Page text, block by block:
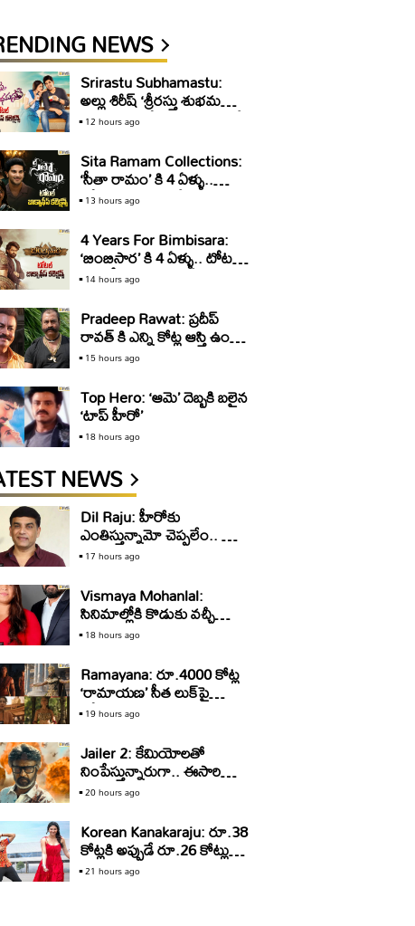
NEWS
Srirastu Subhamastu:
అల్లు శిరీష్ ‘శ్రీరస్తు శుభమస్తు’కి
10 ఏళ్ళు.. టోటల్ కలెక్షన్స్ ఇవే
12 hours ago
Sita Ramam Collections:
‘సీతా రామం’ కి 4 ఏళ్ళు..
టోటల్ కలెక్షన్స్ ఇవే
13 hours ago
4 Years For Bimbisara:
‘బింబిసార’ కి 4 ఏళ్ళు.. టోటల్
బాక్సాఫీస్ కలెక్షన్స్ ఇవే
14 hours ago
Pradeep Rawat: ప్రదీప్
రావత్ కి ఎన్ని కోట్ల ఆస్తి ఉందో
తెలుసా?
15 hours ago
Top Hero: ‘ఆమె’ దెబ్బకి బలైన
‘టాప్ హీరో’
18 hours ago
NEWS
Dil Raju: హీరోకు
ఎంతిస్తున్నామో చెప్పలేం.. కానీ
ఆ మాటలు నమ్మొద్దు: దిల్‌
17 hours ago
Vismaya Mohanlal:
సినిమాల్లోకి కొడుకు వచ్చీ
వెళ్తున్నాడు.. ఇప్పుడు కూతురు
18 hours ago
Ramayana: రూ.4000 కోట్ల
‘రామాయణ’ సీత లుక్‌పై
ట్రోల్స్‌.. కాస్ట్యూమ్‌ డిజైనర్ల
రియాక్షన్‌ ఇదే!
19 hours ago
Jailer 2: కేమియోలతో
నింపేస్తున్నారుగా.. ఈసారి
మొత్తం ఎనిమిది మంది
20 hours ago
Korean Kanakaraju: రూ.38
కోట్లకి అప్పుడే రూ.26 కోట్లు…
‘కనకరాజు’ కనకవర్షం
కురిపించే ఛాన్స్ ఉందా?
21 hours ago